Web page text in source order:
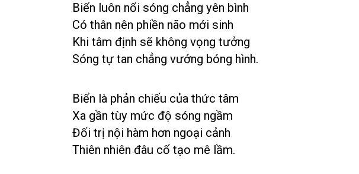
Biển luôn nổi sóng chẳng yên bình
Có thân nên phiền não mới sinh
Khi tâm định sẽ không vọng tưởng
Sóng tự tan chẳng vướng bóng hình.
Biển là phản chiếu của thức tâm
Xa gần tùy mức độ sóng ngầm
Đối trị nội hàm hơn ngoại cảnh
Thiên nhiên đâu cố tạo mê lầm.